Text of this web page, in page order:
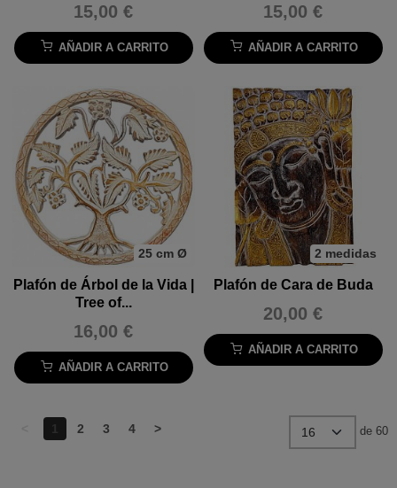
15,00 €
AÑADIR A CARRITO
15,00 €
AÑADIR A CARRITO
25 cm Ø
Plafón de Árbol de la Vida |
Tree of...
16,00 €
AÑADIR A CARRITO
2 medidas
Plafón de Cara de Buda
20,00 €
AÑADIR A CARRITO
2 3 4 > de 60